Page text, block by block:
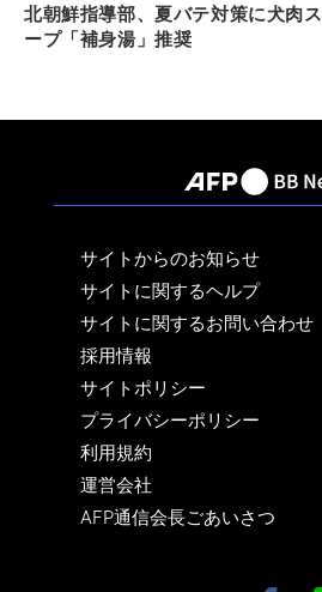
北朝鮮指導部、夏バテ対策に犬肉ス
ープ「補身湯」推奨
サイトからのお知らせ
サイトに関するヘルプ
サイトに関するお問い合わせ
採用情報
サイトポリシー
プライバシーポリシー
利用規約
運営会社
AFP通信会長ごあいさつ